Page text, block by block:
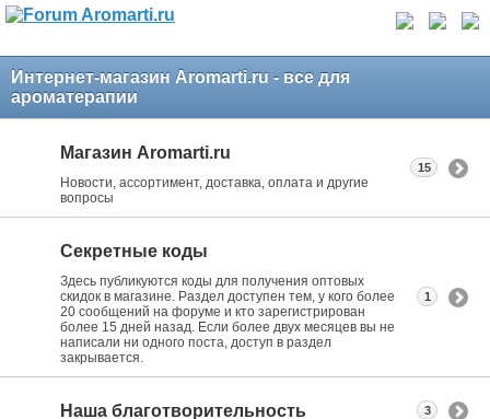
Интернет-магазин Aromarti.ru - все для
ароматерапии
Магазин Aromarti.ru
Новости, ассортимент, доставка, оплата и другие
вопросы
15
Секретные коды
Здесь публикуются коды для получения оптовых
скидок в магазине. Раздел доступен тем, у кого более
20 сообщений на форуме и кто зарегистрирован
более 15 дней назад. Если более двух месяцев вы не
написали ни одного поста, доступ в раздел
закрывается.
1
Наша благотворительность 3